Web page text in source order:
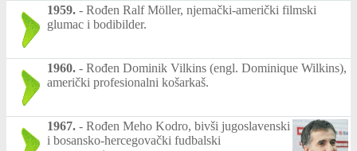
1959. - Rođen Ralf Möller, njemački-američki filmski
glumac i bodibilder.
1960. - Rođen Dominik Vilkins (engl. Dominique Wilkins),
američki profesionalni košarkaš.
1967. - Rođen Meho Kodro, bivši jugoslavenski
i bosansko-hercegovački fudbalski